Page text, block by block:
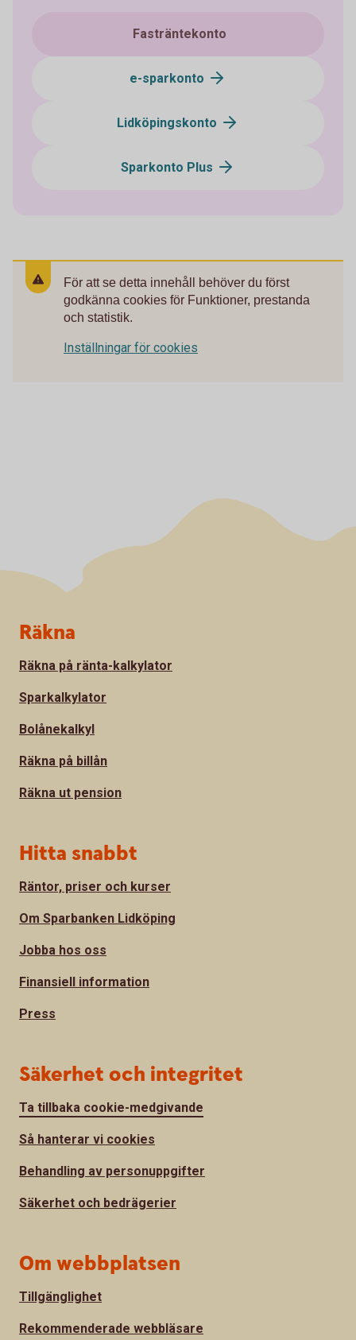
Fasträntekonto
e-sparkonto
Lidköpingskonto
Sparkonto Plus
För att se detta innehåll behöver du först
godkänna cookies för Funktioner, prestanda
och statistik.
Inställningar för cookies
Sidfot
Räkna
Räkna på ränta-kalkylator
Sparkalkylator
Bolånekalkyl
Räkna på billån
Räkna ut pension
Hitta snabbt
Räntor, priser och kurser
Om Sparbanken Lidköping
Jobba hos oss
Finansiell information
Press
Säkerhet och integritet
Ta tillbaka cookie-medgivande
Så hanterar vi cookies
Behandling av personuppgifter
Säkerhet och bedrägerier
Om webbplatsen
Tillgänglighet
Rekommenderade webbläsare